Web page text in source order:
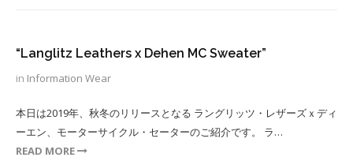
“Langlitz Leathers x Dehen MC Sweater”
in Information Wear
本日は2019年、秋冬のリリースとなる ラングリッツ・レザーズｘディ
ーエン、モーターサイクル・セーターのご紹介です。 ラ…
READ MORE